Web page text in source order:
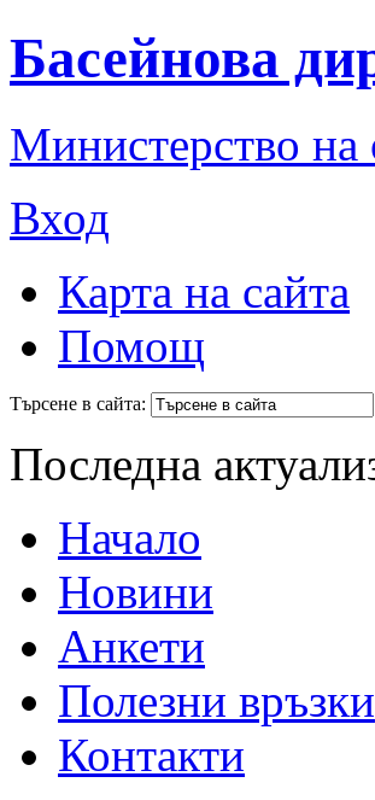
Басейнова
Министерство на
Вход
Карта на сайта
Помощ
Търсене в сайта:
Последна
Начало
Новини
Анкети
Полезни връзки
Контакти